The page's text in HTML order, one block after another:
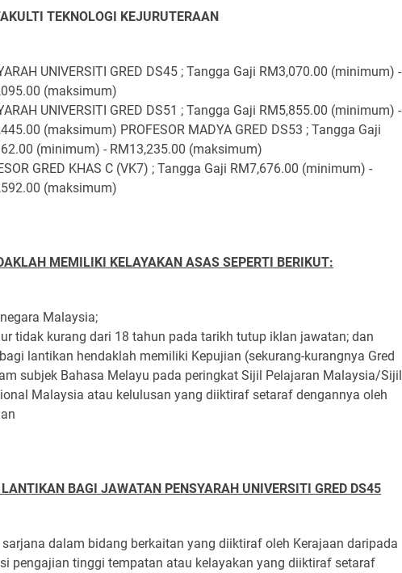
TEKNOLOGI KEJURUTERAAN
UNIVERSITI GRED DS45 ; Tangga Gaji RM3,070.00 (minimum) -
(maksimum)
UNIVERSITI GRED DS51 ; Tangga Gaji RM5,855.00 (minimum) -
(maksimum) PROFESOR MADYA GRED DS53 ; Tangga Gaji
(minimum) - RM13,235.00 (maksimum)
GRED KHAS C (VK7) ; Tangga Gaji RM7,676.00 (minimum) -
(maksimum)
MEMILIKI KELAYAKAN ASAS SEPERTI BERIKUT:
Malaysia;
tidak kurang dari 18 tahun pada tarikh tutup iklan jawatan; dan
lantikan hendaklah memiliki Kepujian (sekurang-kurangnya Gred
subjek Bahasa Melayu pada peringkat Sijil Pelajaran Malaysia/Sijil
Malaysia atau kelulusan yang diiktiraf setaraf dengannya oleh
BAGI JAWATAN PENSYARAH UNIVERSITI GRED DS45
dalam bidang berkaitan yang diiktiraf oleh Kerajaan daripada
pengajian tinggi tempatan atau kelayakan yang diiktiraf setaraf